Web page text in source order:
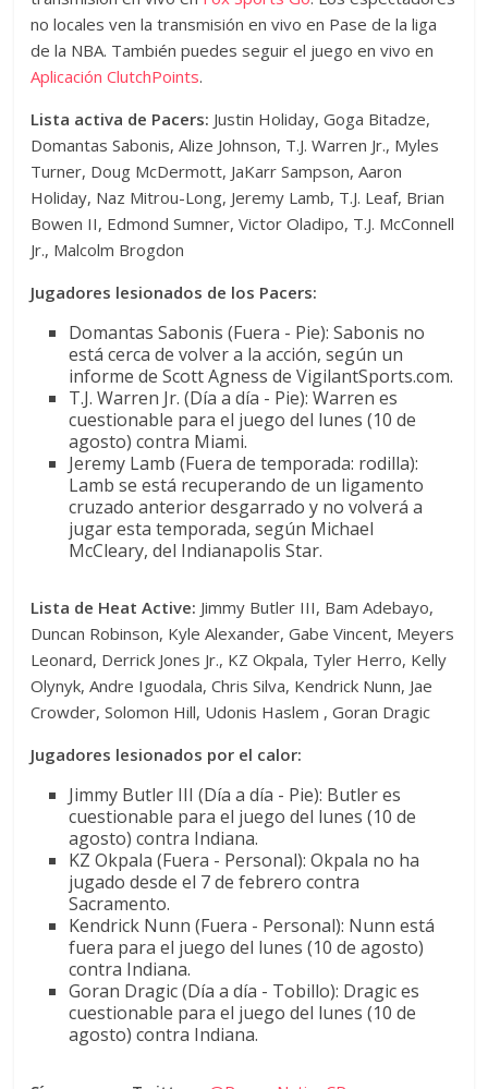
no locales ven la transmisión en vivo en Pase de la liga
de la NBA. También puedes seguir el juego en vivo en
Aplicación ClutchPoints.
Lista activa de Pacers: Justin Holiday, Goga Bitadze,
Domantas Sabonis, Alize Johnson, T.J. Warren Jr., Myles
Turner, Doug McDermott, JaKarr Sampson, Aaron
Holiday, Naz Mitrou-Long, Jeremy Lamb, T.J. Leaf, Brian
Bowen II, Edmond Sumner, Victor Oladipo, T.J. McConnell
Jr., Malcolm Brogdon
Jugadores lesionados de los Pacers:
Domantas Sabonis (Fuera - Pie): Sabonis no
está cerca de volver a la acción, según un
informe de Scott Agness de VigilantSports.com.
T.J. Warren Jr. (Día a día - Pie): Warren es
cuestionable para el juego del lunes (10 de
agosto) contra Miami.
Jeremy Lamb (Fuera de temporada: rodilla):
Lamb se está recuperando de un ligamento
cruzado anterior desgarrado y no volverá a
jugar esta temporada, según Michael
McCleary, del Indianapolis Star.
Lista de Heat Active: Jimmy Butler III, Bam Adebayo,
Duncan Robinson, Kyle Alexander, Gabe Vincent, Meyers
Leonard, Derrick Jones Jr., KZ Okpala, Tyler Herro, Kelly
Olynyk, Andre Iguodala, Chris Silva, Kendrick Nunn, Jae
Crowder, Solomon Hill, Udonis Haslem , Goran Dragic
Jugadores lesionados por el calor:
Jimmy Butler III (Día a día - Pie): Butler es
cuestionable para el juego del lunes (10 de
agosto) contra Indiana.
KZ Okpala (Fuera - Personal): Okpala no ha
jugado desde el 7 de febrero contra
Sacramento.
Kendrick Nunn (Fuera - Personal): Nunn está
fuera para el juego del lunes (10 de agosto)
contra Indiana.
Goran Dragic (Día a día - Tobillo): Dragic es
cuestionable para el juego del lunes (10 de
agosto) contra Indiana.